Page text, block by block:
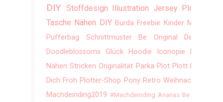
DIY Stoffdesign Illustration Jersey
Plotter
Tasche Nähen DIY Burda Freebie Kinder Mode
Pufferbag
Schnittmuster Be Original
Design
Doodleblossoms
Glück Hoodie Iconopie
Nähen Stricken Originalität Parka Plot Plott
Dich Froh Plotter-Shop Pony Retro Weihnachten
Machdeinding2019 #machdeinding Ananas Be Lazy